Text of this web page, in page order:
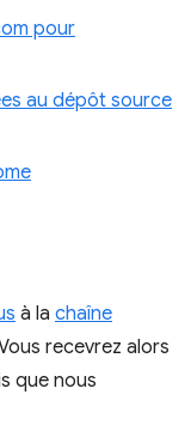
pour
au dépôt source
à la chaîne
recevrez alors
que nous